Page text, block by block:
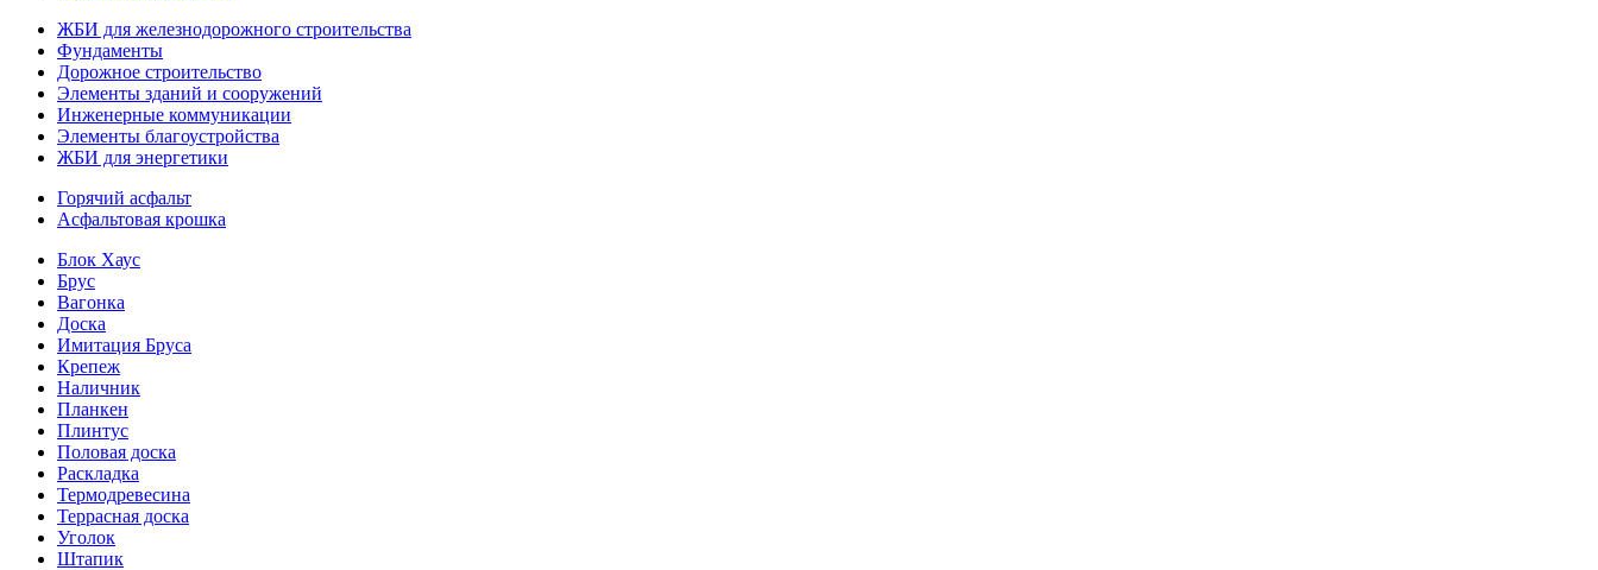
ЖБИ для железнодорожного строительства
Фундаменты
Дорожное строительство
Элементы зданий и сооружений
Инженерные коммуникации
Элементы благоустройства
ЖБИ для энергетики
Горячий асфальт
Асфальтовая крошка
Блок Хаус
Брус
Вагонка
Доска
Имитация Бруса
Крепеж
Наличник
Планкен
Плинтус
Половая доска
Раскладка
Термодревесина
Террасная доска
Уголок
Штапик